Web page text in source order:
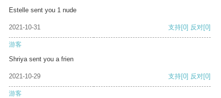
Estelle sent you 1 nude
2021-10-31 支持[0] 反对[0]
游客
Shriya sent you a frien
2021-10-29 支持[0] 反对[0]
游客